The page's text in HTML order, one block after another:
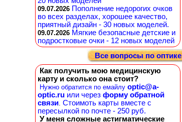
09.07.2026 Пополнение недорогих очков
во всех разделах, хорошее качество,
приятный дизайн - 30 новых моделей.
09.07.2026 Мягкие безопасные детские и
подростковые очки - 12 новых моделей
Все вопросы по оптике
Как получить мою медицинскую
карту и сколько она стоит?
Нужно обратится по емайлу optic@a-
optic.ru или через форму обратной
связи. Стоимоть карты вместе с
пересылкой по почте - 250 руб.
У меня сложные астигматические